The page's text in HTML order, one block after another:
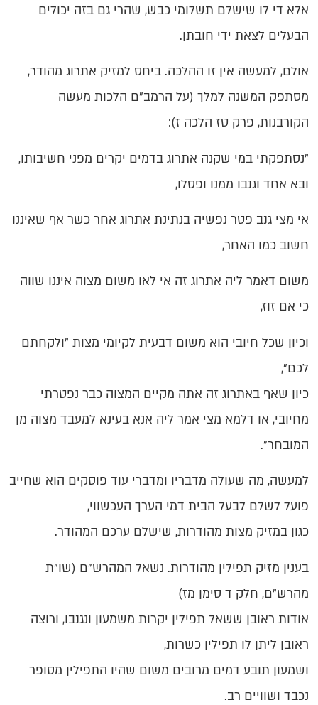
אלא די לו שישלם תשלומי כבש, שהרי גם בזה יכולים
הבעלים לצאת ידי חובתן.
אולם, למעשה אין זו ההלכה. ביחס למזיק אתרוג מהודר,
מסתפק המשנה למלך (על הרמב"ם הלכות מעשה
הקורבנות, פרק טז הלכה ז):
"נסתפקתי במי שקנה אתרוג בדמים יקרים מפני חשיבותו,
ובא אחד וגנבו ממנו ופסלו,
אי מצי גנב פטר נפשיה בנתינת אתרוג אחר כשר אף שאיננו
חשוב כמו האחר,
משום דאמר ליה אתרוג זה אי לאו משום מצוה איננו שווה
כי אם זוז,
וכיון שכל חיובי הוא משום דבעית לקיומי מצות "ולקחתם
לכם",
כיון שאף באתרוג זה אתה מקיים המצוה כבר נפטרתי
מחיובי, או דלמא מצי אמר ליה אנא בעינא למעבד מצוה מן
המובחר".
למעשה, מה שעולה מדבריו ומדברי עוד פוסקים הוא שחייב
פועל לשלם לבעל הבית דמי הערך העכשווי,
כגון במזיק מצות מהודרות, שישלם ערכם המהודר.
בענין מזיק תפילין מהודרות. נשאל המהרש"ם (שו"ת
מהרש"ם, חלק ד סימן מז)
אודות ראובן ששאל תפילין יקרות משמעון ונגנבו, ורוצה
ראובן ליתן לו תפילין כשרות,
ושמעון תובע דמים מרובים משום שהיו התפילין מסופר
נכבד ושוויים רב.